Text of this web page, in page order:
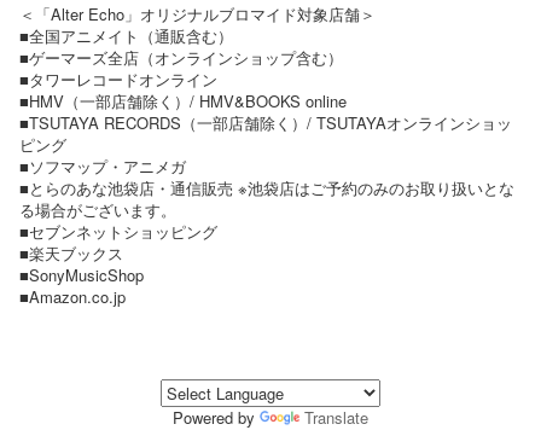
＜「Alter Echo」オリジナルブロマイド対象店舗＞
■全国アニメイト（通販含む）
■ゲーマーズ全店（オンラインショップ含む）
■タワーレコードオンライン
■HMV（一部店舗除く）/ HMV&BOOKS online
■TSUTAYA RECORDS（一部店舗除く）/ TSUTAYAオンラインショッ
ピング
■ソフマップ・アニメガ
■とらのあな池袋店・通信販売 ※池袋店はご予約のみのお取り扱いとな
る場合がございます。
■セブンネットショッピング
■楽天ブックス
■SonyMusicShop
■Amazon.co.jp
Powered by Translate